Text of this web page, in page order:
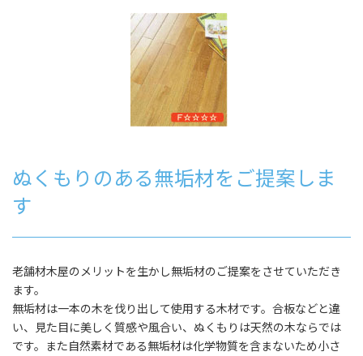
ぬくもりのある無垢材をご提案しま
す
老舗材木屋のメリットを生かし無垢材のご提案をさせていただき
ます。
無垢材は一本の木を伐り出して使用する木材です。合板などと違
い、見た目に美しく質感や風合い、ぬくもりは天然の木ならでは
です。また自然素材である無垢材は化学物質を含まないため小さ